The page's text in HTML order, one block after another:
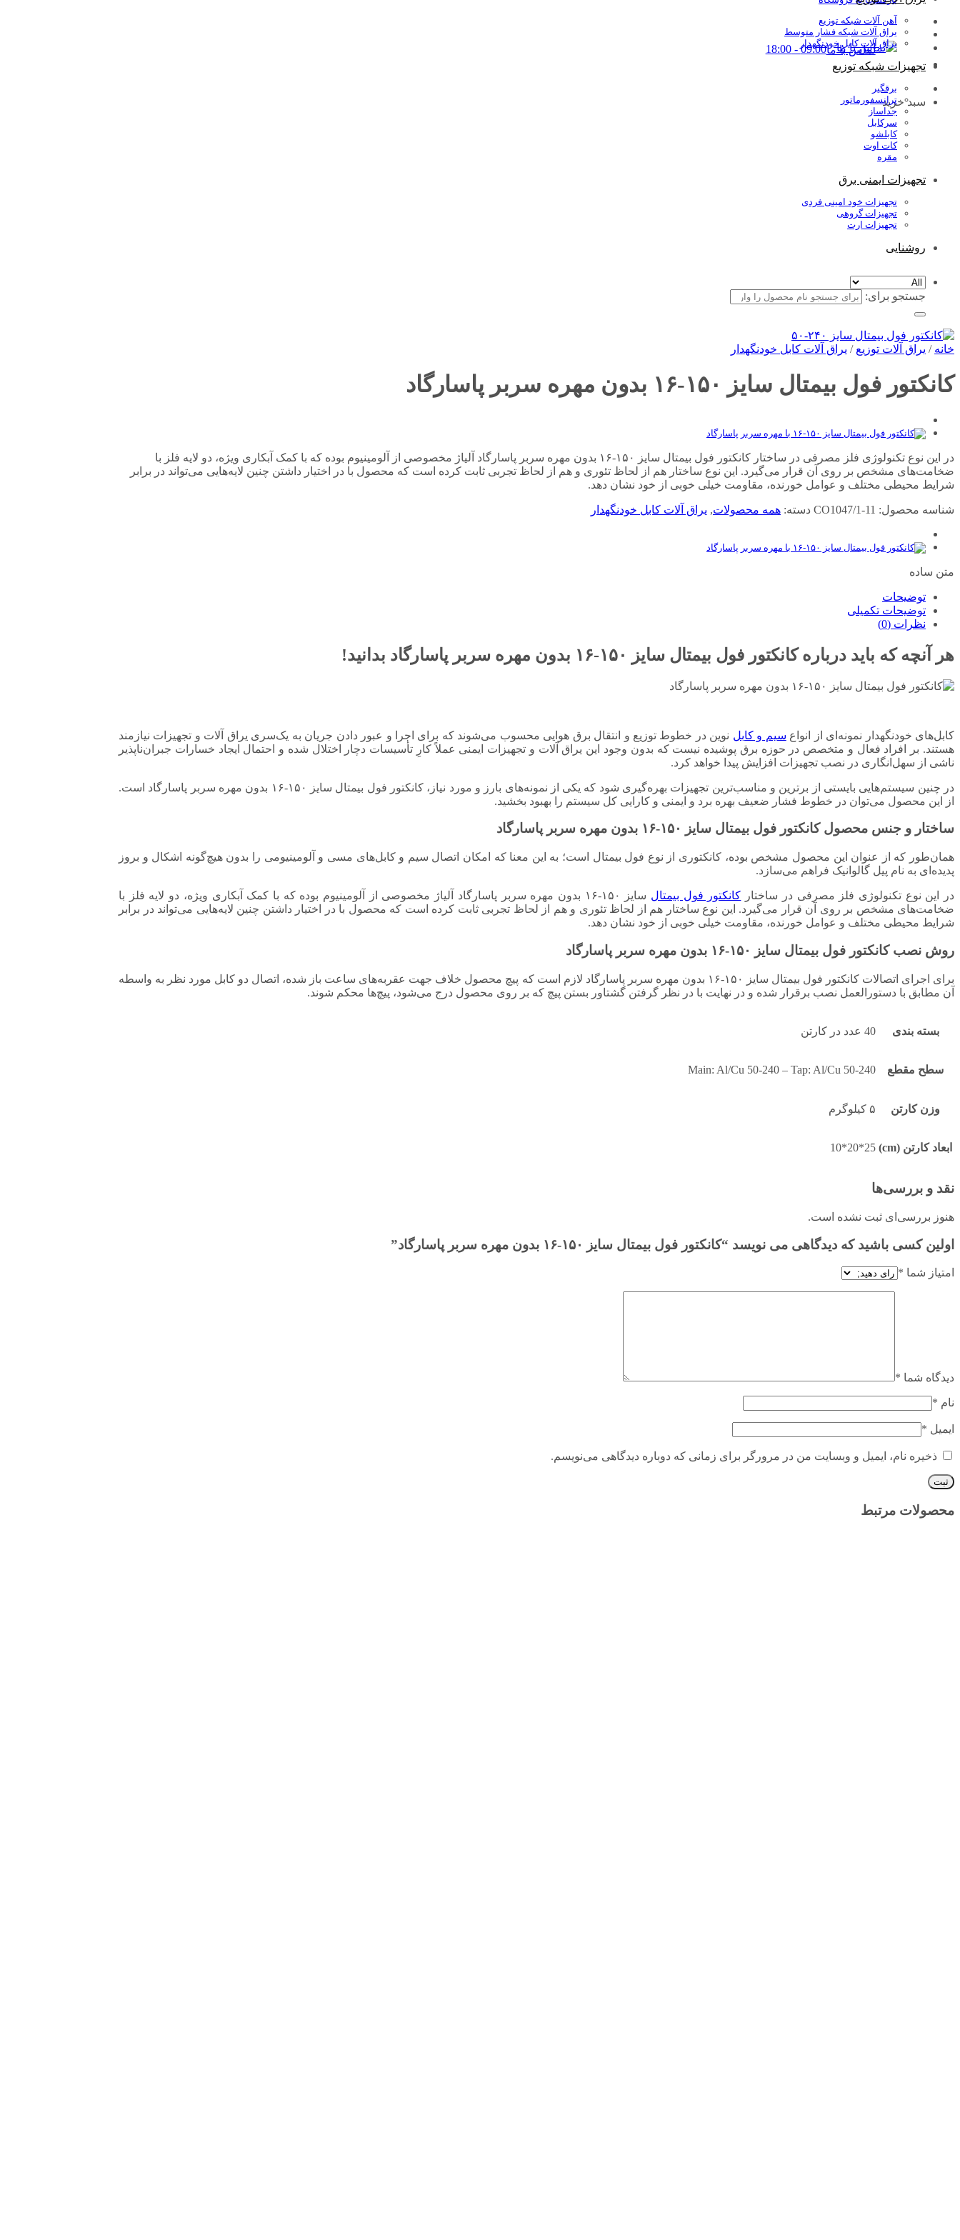
تماس با ما09:00 - 18:00
سبد خرید
آهن آلات شبکه توزیع
یراق آلات شبکه فشار متوسط
یراق آلات کابل خودنگهدار
تجهیزات شبکه توزیع
برقگیر
ترانسفورماتور
جداساز
سرکابل
کابلشو
کات اوت
مقره
تجهیزات ایمنی برق
تجهیزات خود امینی فردی
تجهیزات گروهی
تجهیزات ارت
روشنایی
جستجو برای:
خانه / یراق آلات توزیع / یراق آلات کابل خودنگهدار
کانکتور فول بیمتال سایز ۱۵۰-۱۶ بدون مهره سربر پاسارگاد
در این نوع تکنولوژی فلز مصرفی در ساختار کانکتور فول بیمتال سایز ۱۵۰-۱۶ بدون مهره سربر پاسارگاد آلیاژ مخصوصی از آلومینیوم بوده که با کمک آبکاری ویژه، دو لایه فلز با
ضخامت‌های مشخص بر روی آن قرار می‌گیرد. این نوع ساختار هم از لحاظ تئوری و هم از لحاظ تجربی ثابت کرده است که محصول با در اختیار داشتن چنین لایه‌هایی می‌تواند در برابر
شرایط محیطی مختلف و عوامل خورنده، مقاومت خیلی خوبی از خود نشان دهد.
شناسه محصول: CO1047/1-11 دسته: همه محصولات, یراق آلات کابل خودنگهدار
متن ساده
توضیحات
توضیحات تکمیلی
نظرات (0)
هر آنچه که باید درباره کانکتور فول بیمتال سایز ۱۵۰-۱۶ بدون مهره سربر پاسارگاد بدانید!
کابل‌های خودنگهدار نمونه‌ای از انواع سیم و کابل نوین در خطوط توزیع و انتقال برق هوایی محسوب می‌شوند که برای اجرا و عبور دادن جریان به یک‌سری یراق آلات و تجهیزات نیازمند
هستند. بر افراد فعال و متخصص در حوزه برق پوشیده نیست که بدون وجود این یراق آلات و تجهیزات ایمنی عملاً کارِ تأسیسات دچار اختلال شده و احتمال ایجاد خسارات جبران‌ناپذیر
ناشی از سهل‌انگاری در نصب تجهیزات افزایش پیدا خواهد کرد.
در چنین سیستم‌هایی بایستی از برترین و مناسب‌ترین تجهیزات بهره‌گیری شود که یکی از نمونه‌های بارز و مورد نیاز، کانکتور فول بیمتال سایز ۱۵۰-۱۶ بدون مهره سربر پاسارگاد است.
از این محصول می‌توان در خطوط فشار ضعیف بهره برد و ایمنی و کارایی کل سیستم را بهبود بخشید.
ساختار و جنس محصول کانکتور فول بیمتال سایز ۱۵۰-۱۶ بدون مهره سربر پاسارگاد
همان‌طور که از عنوان این محصول مشخص بوده، کانکتوری از نوع فول بیمتال است؛ به این معنا که امکان اتصال سیم و کابل‌های مسی و آلومینیومی را بدون هیچ‌گونه اشکال و بروز
پدیده‌ای به نام پیل گالوانیک فراهم می‌سازد.
در این نوع تکنولوژی فلز مصرفی در ساختار کانکتور فول بیمتال
سایز ۱۵۰-۱۶ بدون مهره سربر پاسارگاد آلیاژ مخصوصی از آلومینیوم بوده که با کمک آبکاری ویژه، دو لایه فلز با
ضخامت‌های مشخص بر روی آن قرار می‌گیرد. این نوع ساختار هم از لحاظ تئوری و هم از لحاظ تجربی ثابت کرده است که محصول با در اختیار داشتن چنین لایه‌هایی می‌تواند در برابر
شرایط محیطی مختلف و عوامل خورنده، مقاومت خیلی خوبی از خود نشان دهد.
روش نصب کانکتور فول بیمتال سایز ۱۵۰-۱۶ بدون مهره سربر پاسارگاد
برای اجرای اتصالات کانکتور فول بیمتال سایز ۱۵۰-۱۶ بدون مهره سربر پاسارگاد لازم است که پیچ محصول خلاف جهت عقربه‌های ساعت باز شده، اتصال دو کابل مورد نظر به واسطه
آن مطابق با دستورالعمل نصب برقرار شده و در نهایت با در نظر گرفتن گشتاور بستن پیچ که بر روی محصول درج می‌شود، پیچ‌ها محکم شوند.
بسته بندی 40 عدد در کارتن
سطح مقطع Main: Al/Cu 50-240 – Tap: Al/Cu 50-240
وزن کارتن ۵ کیلوگرم
ابعاد کارتن (cm) 25*20*10
نقد و بررسی‌ها
هنوز بررسی‌ای ثبت نشده است.
اولین کسی باشید که دیدگاهی می نویسد “کانکتور فول بیمتال سایز ۱۵۰-۱۶ بدون مهره سربر پاسارگاد”
امتیاز شما *
دیدگاه شما *
نام *
ایمیل *
ذخیره نام، ایمیل و وبسایت من در مرورگر برای زمانی که دوباره دیدگاهی می‌نویسم.
محصولات مرتبط